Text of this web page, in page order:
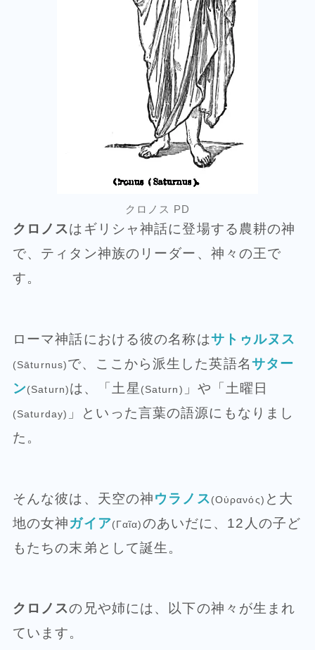
クロノス PD
クロノスはギリシャ神話に登場する農耕の神
で、ティタン神族のリーダー、神々の王で
す。
ローマ神話における彼の名称はサトゥルヌス
(Sāturnus)で、ここから派生した英語名サター
ン(Saturn)は、「土星 (Saturn) 」や「土曜日
(Saturday) 」といった言葉の語源にもなりまし
た。
そんな彼は、天空の神ウラノス(Οὐρανός) と大
地の女神ガイア(Γαῖα)のあいだに、12人の子ど
もたちの末弟として誕生。
クロノスの兄や姉には、以下の神々が生まれ
ています。